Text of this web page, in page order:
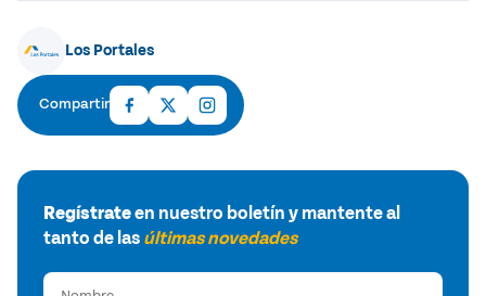
Los Portales
Compartir
Regístrateen nuestro boletín y mantente al
tanto de las últimas novedades